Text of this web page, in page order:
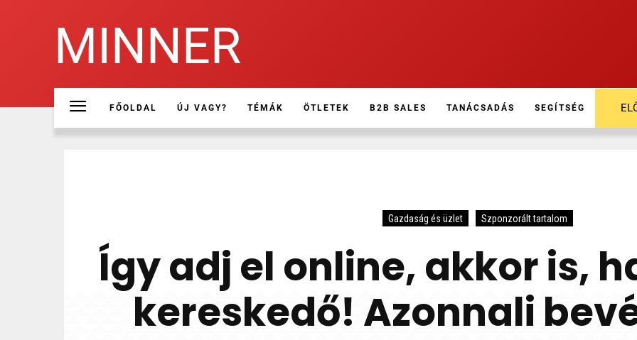
MINNER
FŐOLDAL ÚJ VAGY? TÉMÁK ÖTLETEK B2B SALES TANÁCSADÁS SEGÍTSÉG
Gazdaság és üzlet Szponzorált tartalom
Így adj el online, akkor is,
kereskedő! Azonnali